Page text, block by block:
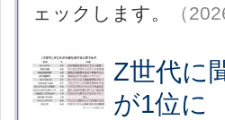
ェックします。
（
Z世代に
が1位に